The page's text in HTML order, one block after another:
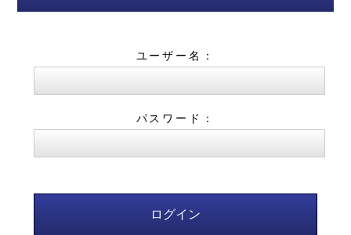
ユーザー名：
パスワード：